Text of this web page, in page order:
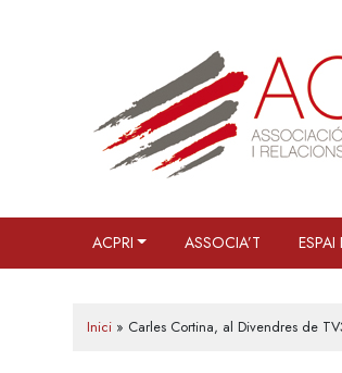
ACPRI ASSOCIA’T
Inici» Carles Cortina, al Divendres de